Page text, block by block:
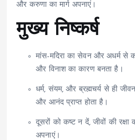
और करुणा का मार्ग अपनाएं।
मुख्य निष्कर्ष
मांस-मदिरा का सेवन और अधर्म से
और विनाश का कारण बनता है।
धर्म, संयम, और ब्रह्मचर्य से ही
और आनंद प्राप्त होता है।
दूसरों को कष्ट न दें, जीवों की
अपनाएं।